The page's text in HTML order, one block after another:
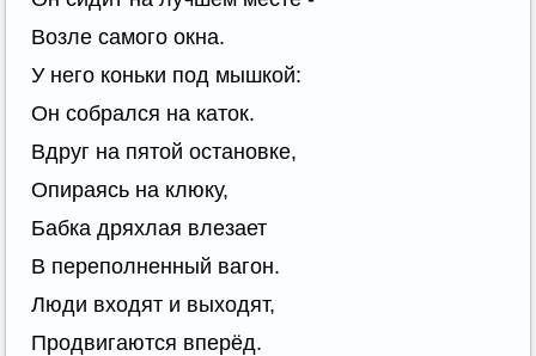
Возле самого окна.
У него коньки под мышкой:
Он собрался на каток.
Вдруг на пятой остановке,
Опираясь на клюку,
Бабка дряхлая влезает
В переполненный вагон.
Люди входят и выходят,
Продвигаются вперёд.